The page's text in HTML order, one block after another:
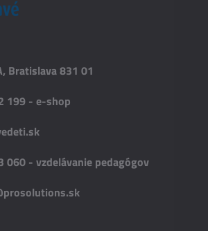
Bratislava 831 01
199 - e-shop
060 - vzdelávanie pedagógov